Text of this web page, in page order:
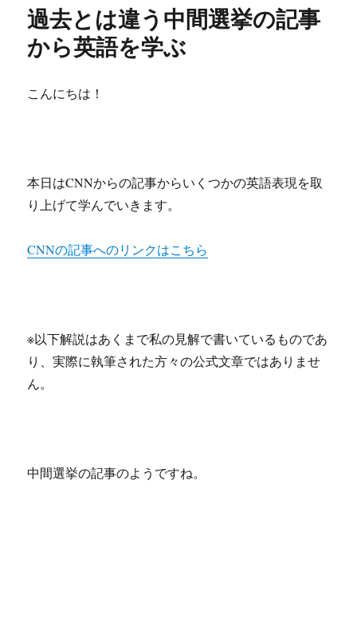
o
k
a
ー
過去とは違う中間選挙の記事
から英語を学ぶ
こんにちは！
本日はCNNからの記事からいくつかの英語表現を取
り上げて学んでいきます。
CNNの記事へのリンクはこちら
※以下解説はあくまで私の見解で書いているものであ
り、実際に執筆された方々の公式文章ではありませ
ん。
中間選挙の記事のようですね。